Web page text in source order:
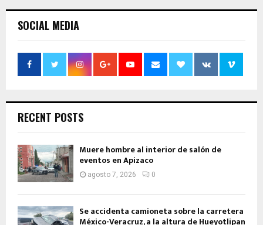
SOCIAL MEDIA
RECENT POSTS
Muere hombre al interior de salón de
eventos en Apizaco
agosto 7, 2026 0
Se accidenta camioneta sobre la carretera
México-Veracruz, a la altura de Hueyotlipan